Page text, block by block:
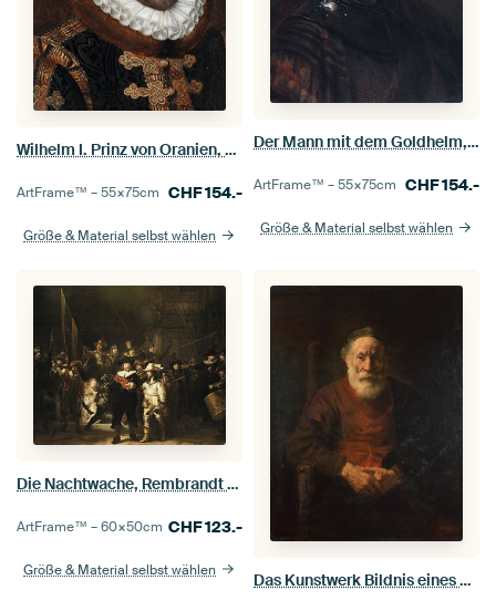
Wilhelm I. Prinz von Oranien, Adriaen Thomasz Schlüssel
ArtFrame™ –55×75cm CHF154.-
Größe & Material selbst wählen
Der Mann mit dem Goldhelm, Rembrandt van Rijn
ArtFrame™ –55×75cm CHF154.-
Größe & Material selbst wählen
Die Nachtwache, Rembrandt van Rijn
ArtFrame™ –60×50cm CHF123.-
Größe & Material selbst wählen Das Kunstwerk Bildnis eines alten Mannes in rotem Gewand - Rembrandt